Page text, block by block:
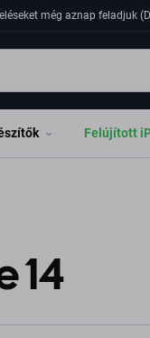
még aznap feladjuk
Felújított
14